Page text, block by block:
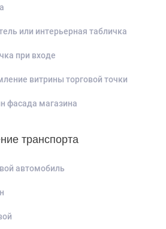
или интерьерная табличка
при входе
витрины торговой точки
фасада магазина
транспорта
автомобиль